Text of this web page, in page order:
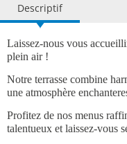
Descriptif
Laissez-nous vous
plein air !
Notre terrasse combine
une atmosphère
Profitez de nos menus
talentueux et laissez-vous